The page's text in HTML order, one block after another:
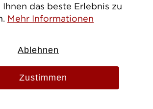
das beste Erlebnis zu
Mehr Informationen
Ablehnen
Zustimmen